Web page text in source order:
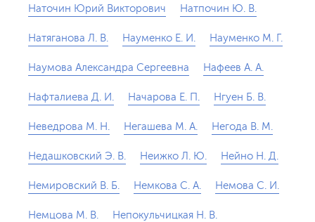
Наточин Юрий Викторович Натпочин Ю. В.
Натяганова Л. В. Науменко Е. И. Науменко М. Г.
Наумова Александра Сергеевна Нафеев А. А.
Нафталиева Д. И. Начарова Е. П. Нгуен Б. В.
Неведрова М. Н. Негашева М. А. Негода В. М.
Недашковский Э. В. Неижко Л. Ю. Нейно Н. Д.
Немировский В. Б. Немкова С. А. Немова С. И.
Немцова М. В. Непокульчицкая Н. В.